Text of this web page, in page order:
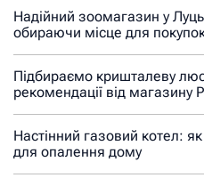
Надійний зоомагазин у
обираючи місце для
Підбираємо кришталеву
рекомендації від магазину
Настінний газовий котел:
для опалення дому